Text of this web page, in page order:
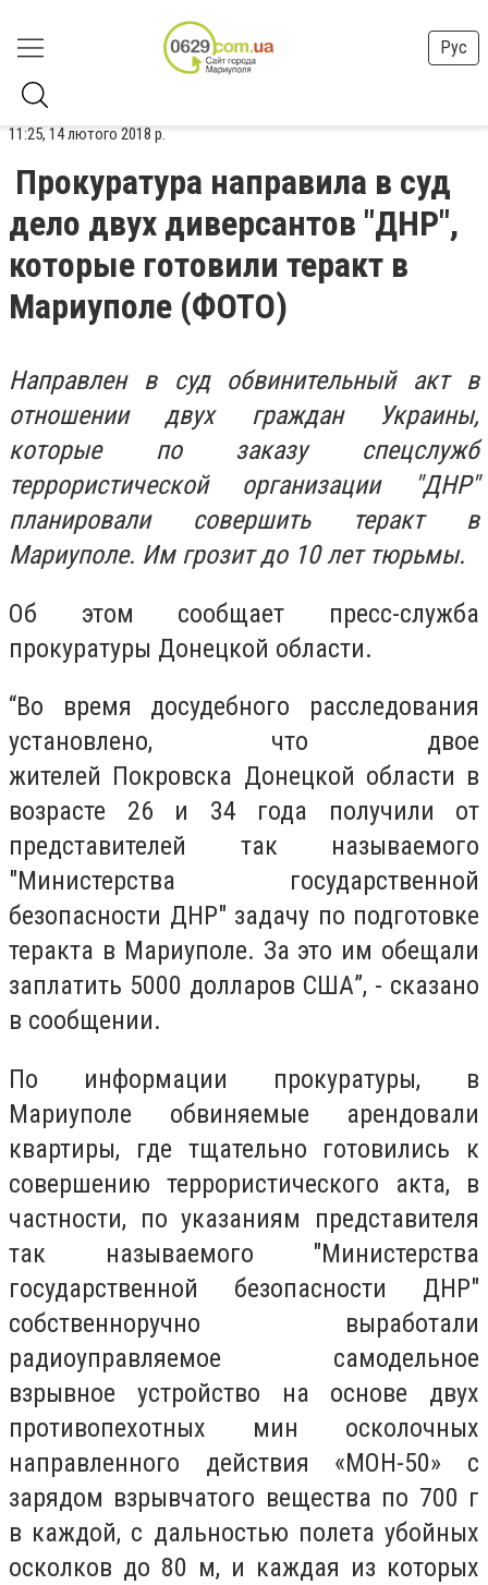
Рус
11:25, 14 лютого 2018 р.
Прокуратура направила в суд
дело двух диверсантов "ДНР",
которые готовили теракт в
Мариуполе (ФОТО)
Направлен в суд обвинительный акт в
отношении двух граждан Украины,
которые по заказу спецслужб
террористической организации "ДНР"
планировали совершить теракт в
Мариуполе. Им грозит до 10 лет тюрьмы.
Об этом сообщает пресс-служба
прокуратуры Донецкой области.
“Во время досудебного расследования
установлено, что двое
жителей Покровска Донецкой области в
возрасте 26 и 34 года получили от
представителей так называемого
"Министерства государственной
безопасности ДНР" задачу по подготовке
теракта в Мариуполе. За это им обещали
заплатить 5000 долларов США”, - сказано
в сообщении.
По информации прокуратуры, в
Мариуполе обвиняемые арендовали
квартиры, где тщательно готовились к
совершению террористического акта, в
частности, по указаниям представителя
так называемого "Министерства
государственной безопасности ДНР"
собственноручно выработали
радиоуправляемое самодельное
взрывное устройство на основе двух
противопехотных мин осколочных
направленного действия «МОН-50» с
зарядом взрывчатого вещества по 700 г
в каждой, с дальностью полета убойных
осколков до 80 м, и каждая из которых